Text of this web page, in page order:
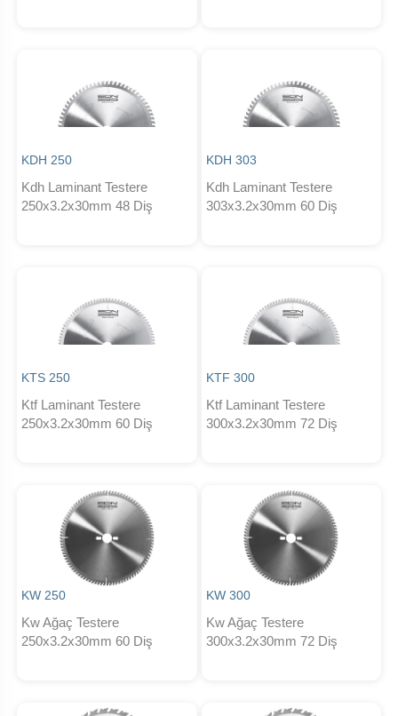
KDH 250
Kdh Laminant Testere
250x3.2x30mm 48 Diş
KDH 303
Kdh Laminant Testere
303x3.2x30mm 60 Diş
KTS 250
Ktf Laminant Testere
250x3.2x30mm 60 Diş
KTF 300
Ktf Laminant Testere
300x3.2x30mm 72 Diş
KW 250
Kw Ağaç Testere
250x3.2x30mm 60 Diş
KW 300
Kw Ağaç Testere
300x3.2x30mm 72 Diş